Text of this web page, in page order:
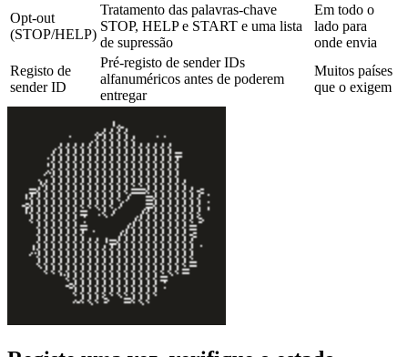
Opt-out
(STOP/HELP)
Tratamento das palavras-chave
STOP, HELP e START e uma lista
de supressão
Em todo o
lado para
onde envia
Registo de
sender ID
Pré-registo de sender IDs
alfanuméricos antes de poderem
entregar
Muitos países
que o exigem